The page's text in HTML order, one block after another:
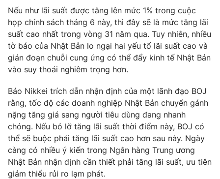
Góc doanh nghiệp
Truyền hình
Phim VTV
Hậu trường
Nhân vật
Khán giả
Giải sao mai
Giải trí
Điện ảnh
Âm nhạc
Sao
Đời sống
Du lịch
Làm đẹp
Chất lượng cuộc sống
Giáo dục
Tuyển sinh
Học trực tuyến
Công nghệ
Hitech Công nghệ tương lai
Sản phẩm
Giao lưu trực tuyến
Nếu như lãi suất được tăng lên mức 1% trong cuộc
họp chính sách tháng 6 này, thì đây sẽ là mức tăng lãi
suất cao nhất trong vòng 31 năm qua. Tuy nhiên, nhiều
tờ báo của Nhật Bản lo ngại hai yếu tố lãi suất cao và
gián đoạn chuỗi cung ứng có thể đẩy kinh tế Nhật Bản
vào suy thoái nghiêm trọng hơn.
Báo Nikkei trích dẫn nhận định của một lãnh đạo BOJ
rằng, tốc độ các doanh nghiệp Nhật Bản chuyển gánh
nặng tăng giá sang người tiêu dùng đang nhanh
chóng. Nếu bỏ lỡ tăng lãi suất thời điểm này, BOJ có
thể sẽ buộc phải tăng lãi suất cao hơn sau này. Ngày
càng có nhiều ý kiến trong Ngân hàng Trung ương
Nhật Bản nhận định cần thiết phải tăng lãi suất, ưu tiên
giảm thiểu rủi ro lạm phát.